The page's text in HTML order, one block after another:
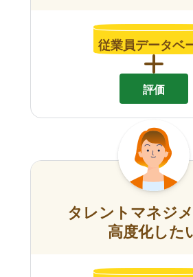
従業員データベ
評価
タレントマネジ
高度化した